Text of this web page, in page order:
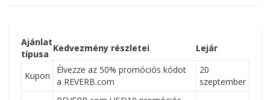
Ajánlat
típusa
Kedvezmény részletei Lejár
Kupon
Élvezze az 50% promóciós kódot
a REVERB.com
20
szeptember